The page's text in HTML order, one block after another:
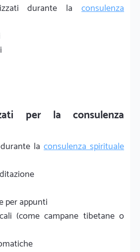
durante la consulenza
per la consulenza
la consulenza spirituale
per appunti
(come campane tibetane o